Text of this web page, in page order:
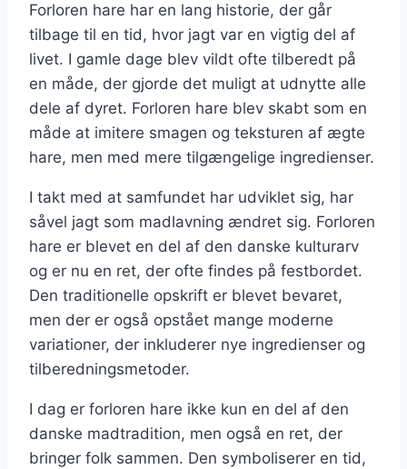
Forloren hare har en lang historie, der går
tilbage til en tid, hvor jagt var en vigtig del af
livet. I gamle dage blev vildt ofte tilberedt på
en måde, der gjorde det muligt at udnytte alle
dele af dyret. Forloren hare blev skabt som en
måde at imitere smagen og teksturen af ægte
hare, men med mere tilgængelige ingredienser.
I takt med at samfundet har udviklet sig, har
såvel jagt som madlavning ændret sig. Forloren
hare er blevet en del af den danske kulturarv
og er nu en ret, der ofte findes på festbordet.
Den traditionelle opskrift er blevet bevaret,
men der er også opstået mange moderne
variationer, der inkluderer nye ingredienser og
tilberedningsmetoder.
I dag er forloren hare ikke kun en del af den
danske madtradition, men også en ret, der
bringer folk sammen. Den symboliserer en tid,